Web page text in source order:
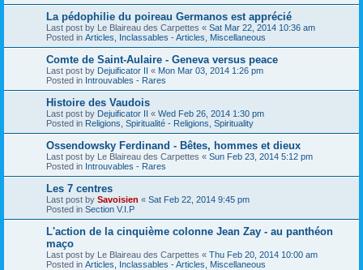
La pédophilie du poireau Germanos est apprécié
Last post by Le Blaireau des Carpettes « Sat Mar 22, 2014 10:36 am
Posted in Articles, Inclassables - Articles, Miscellaneous
Comte de Saint-Aulaire - Geneva versus peace
Last post by Dejuificator II « Mon Mar 03, 2014 1:26 pm
Posted in Introuvables - Rares
Histoire des Vaudois
Last post by Dejuificator II « Wed Feb 26, 2014 1:30 pm
Posted in Religions, Spiritualité - Religions, Spirituality
Ossendowsky Ferdinand - Bêtes, hommes et dieux
Last post by Le Blaireau des Carpettes « Sun Feb 23, 2014 5:12 pm
Posted in Introuvables - Rares
Les 7 centres
Last post by Savoisien « Sat Feb 22, 2014 9:45 pm
Posted in Section V.I.P
L'action de la cinquième colonne Jean Zay - au panthéon
maço
Last post by Le Blaireau des Carpettes « Thu Feb 20, 2014 10:00 am
Posted in Articles, Inclassables - Articles, Miscellaneous